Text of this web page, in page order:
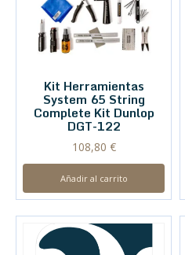
Kit Herramientas
System 65 String
Complete Kit Dunlop
DGT-122
108,80 €
Añadir al carrito